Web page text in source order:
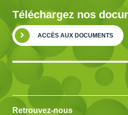
Téléchargez nos
ACCÈS AUX DOCUMENTS
Retrouvez-nous